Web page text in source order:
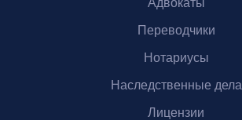
Адвокаты
Переводчики
Нотариусы
Наследственные дела
Лицензии